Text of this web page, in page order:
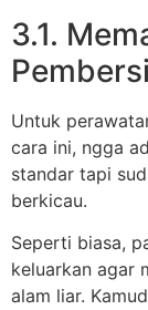
3.1.
Untuk
cara ini, ngga
standar tapi
berkicau.
Seperti biasa,
keluarkan agar
alam liar.